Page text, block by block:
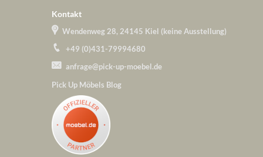
Kontakt
Wendenweg 28, 24145 Kiel (keine Ausstellung)
+49 (0)431-79994680
anfrage@pick-up-moebel.de
Pick Up Möbels Blog